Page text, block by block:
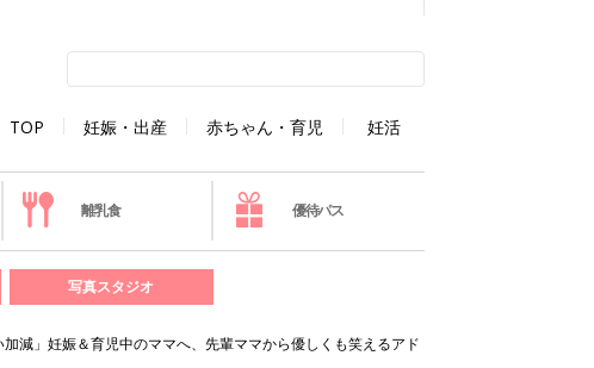
TOP 妊娠・出産 赤ちゃん・育児 妊活
離乳食 優待パス
写真スタジオ
減」妊娠＆育児中のママへ、先輩ママから優しくも笑えるアド